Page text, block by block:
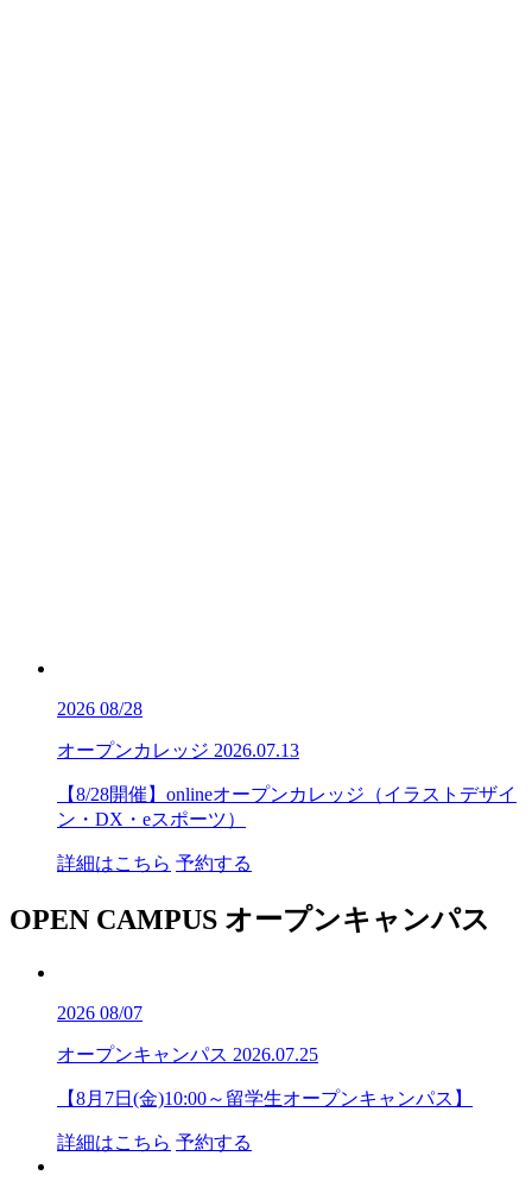
2026 08/28
オープンカレッジ 2026.07.13
【8/28開催】onlineオープンカレッジ（イラストデザイ
ン・DX・eスポーツ）
詳細はこちら 予約する
OPEN CAMPUS オープンキャンパス
2026 08/07
オープンキャンパス 2026.07.25
【8月7日(金)10:00～留学生オープンキャンパス】
詳細はこちら 予約する